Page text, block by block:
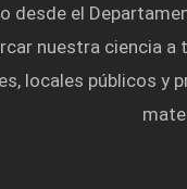
desde el
nuestra ciencia
locales públicos y